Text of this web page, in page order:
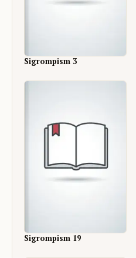
Sigrompism 3
Sigrompism 19